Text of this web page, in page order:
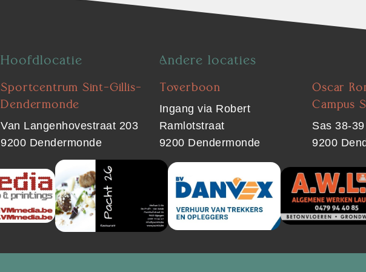
Hoofdlocatie
Sportcentrum Sint-Gillis-
Dendermonde
Van Langenhovestraat 203
9200 Dendermonde
Andere locaties
Toverboon
Ingang via Robert
Ramlotstraat
9200 Dendermonde
Oscar
Campus
Sas 38-39
9200
SPONSOR
2
MEDIA
IMAGE
SPONSOR
MEDIA
IMAGE
SPONSOR
MEDIA
IMAGE